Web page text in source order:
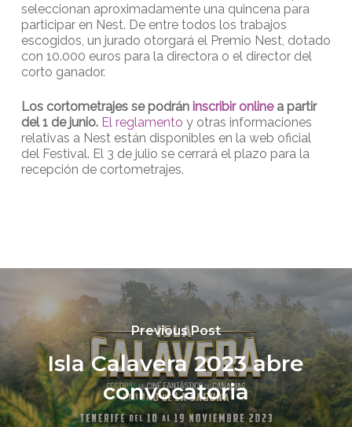
seleccionan aproximadamente una quincena para
participar en Nest. De entre todos los trabajos
escogidos, un jurado otorgará el Premio Nest, dotado
con 10.000 euros para la directora o el director del
corto ganador.
Los cortometrajes se podrán inscribir onlinea partir
del 1 de junio.El reglamento y otras informaciones
relativas a Nest están disponibles en la web oficial
del Festival. El 3 de julio se cerrará el plazo para la
recepción de cortometrajes.
Previous Post
Isla Calavera 2023 abre
convocatoria